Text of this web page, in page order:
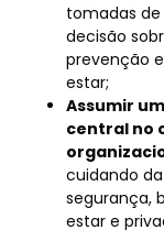
tomadas de
decisão
prevenção
estar;
Assumir
central no
cuidando
segurança,
estar e